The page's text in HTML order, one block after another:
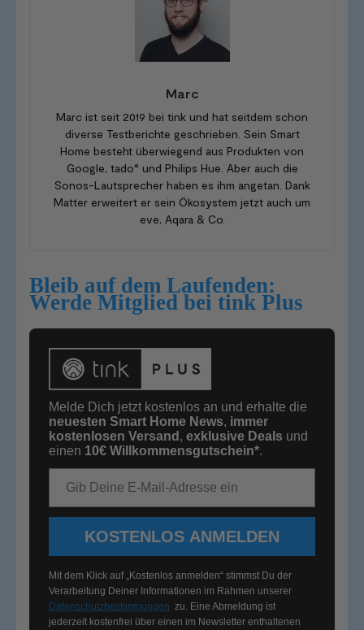
Marc
Marc ist seit 2019 bei tink und hat seitdem schon
diverse Testberichte geschrieben. Sein Smart
Home besteht überwiegend aus Produkten von
Google, tado° und Philips Hue. Aber auch die
Sonos-Lautsprecher haben es ihm angetan. Dank
Matter erweitert er sein Ökosystem jetzt auch um
eve, Aqara & Co.
Bleib auf dem Laufenden:
Werde Mitglied bei tink Plus
Melde Dich jetzt kostenlos an und erhalte die
neuesten Smart Home News, immer
kostenlosen Versand , exklusive Deals und
einen 10€ Willkommensgutschein*.
KOSTENLOS ANMELDEN
Mit dem Klick auf „Kostenlos anmelden“ stimmst Du der
Verarbeitung Deiner Informationen im Rahmen unserer
Datenschutzbestimmungen zu. Eine Abmeldung ist
jederzeit kostenfrei über einen im Newsletter enthaltenen